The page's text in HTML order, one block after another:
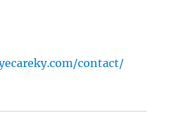
contact/